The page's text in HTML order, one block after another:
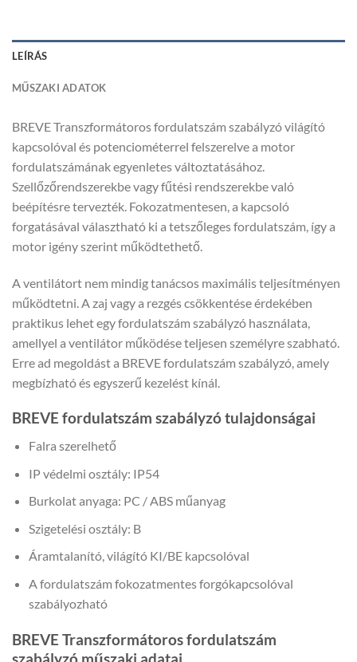
LEÍRÁS
MŰSZAKI ADATOK
BREVE Transzformátoros fordulatszám szabályzó világító
kapcsolóval és potenciométerrel felszerelve a motor
fordulatszámának egyenletes változtatásához.
Szellőzőrendszerekbe vagy fűtési rendszerekbe való
beépítésre tervezték. Fokozatmentesen, a kapcsoló
forgatásával választható ki a tetszőleges fordulatszám, így a
motor igény szerint működtethető.
A ventilátort nem mindig tanácsos maximális teljesítményen
működtetni. A zaj vagy a rezgés csökkentése érdekében
praktikus lehet egy fordulatszám szabályzó használata,
amellyel a ventilátor működése teljesen személyre szabható.
Erre ad megoldást a BREVE fordulatszám szabályzó, amely
megbízható és egyszerű kezelést kínál.
BREVE fordulatszám szabályzó tulajdonságai
Falra szerelhető
IP védelmi osztály: IP54
Burkolat anyaga: PC / ABS műanyag
Szigetelési osztály: B
Áramtalanító, világító KI/BE kapcsolóval
A fordulatszám fokozatmentes forgókapcsolóval
szabályozható
BREVE Transzformátoros fordulatszám
szabályzó műszaki adatai